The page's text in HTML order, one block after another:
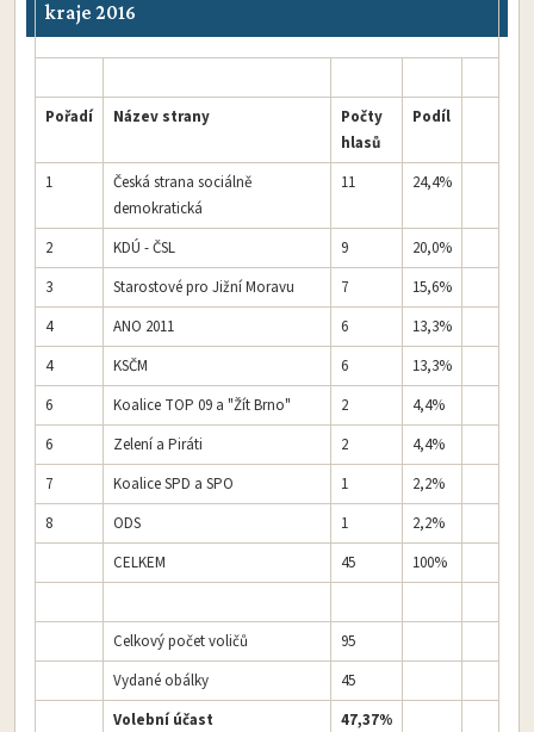
kraje 2016
Pořadí Název strany
Počty
hlasů
Podíl
1
Česká strana sociálně
demokratická
11 24,4%
2 KDÚ - ČSL 9
20,0%
3
Starostové pro Jižní Moravu 7
15,6%
4
ANO 2011 6
13,3%
4
KSČM 6
13,3%
6
Koalice TOP 09 a "Žít Brno" 2
4,4%
6
Zelení a Piráti 2
4,4%
7
Koalice SPD a SPO 1
2,2%
8
ODS 1
2,2%
CELKEM
45 100%
Celkový počet voličů
95
Vydané obálky
45
Volební účast
47,37%